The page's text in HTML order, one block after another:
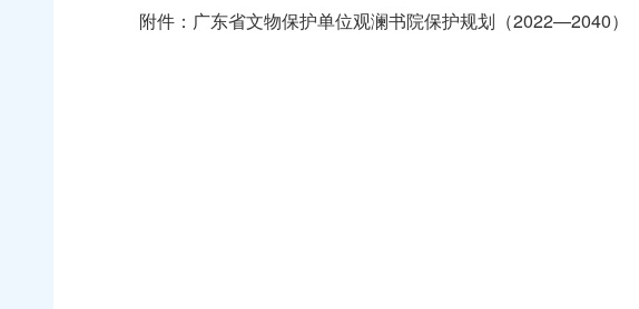
附件： 广东省文物保护单位观澜书院保护规划（2022—2040）